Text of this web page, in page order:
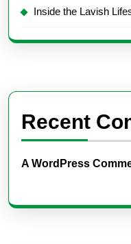
Inside the Lavish
Recent
A WordPress